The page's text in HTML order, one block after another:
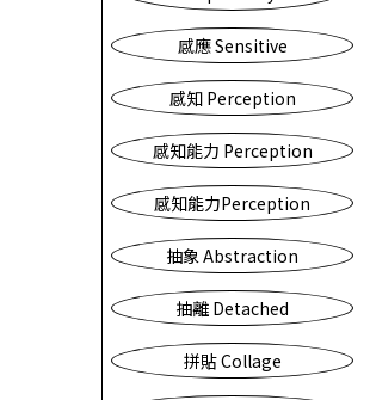
感應 Sensitive
感知 Perception
感知能力 Perception
感知能力Perception
抽象 Abstraction
抽離 Detached
拼貼 Collage